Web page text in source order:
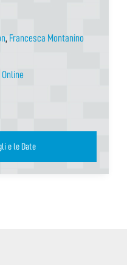
, Francesca Montanino
Online
e le Date